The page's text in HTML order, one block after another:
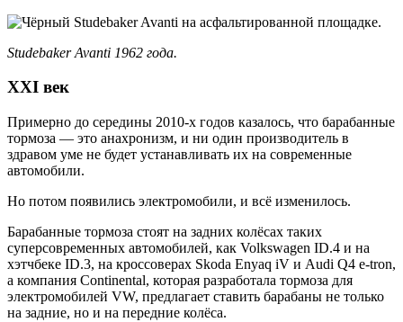
Studebaker Avanti 1962 года.
XXI век
Примерно до середины 2010-х годов казалось, что барабанные
тормоза — это анахронизм, и ни один производитель в
здравом уме не будет устанавливать их на современные
автомобили.
Но потом появились электромобили, и всё изменилось.
Барабанные тормоза стоят на задних колёсах таких
суперсовременных автомобилей, как Volkswagen ID.4 и на
хэтчбеке ID.3, на кроссоверах Skoda Enyaq iV и Audi Q4 e-tron,
а компания Continental, которая разработала тормоза для
электромобилей VW, предлагает ставить барабаны не только
на задние, но и на передние колёса.